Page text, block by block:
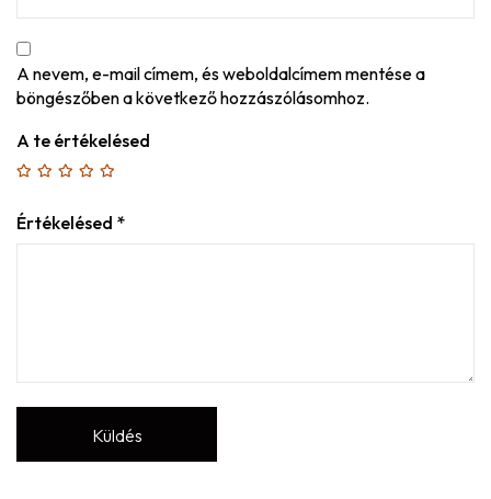
A nevem, e-mail címem, és weboldalcímem mentése a
böngészőben a következő hozzászólásomhoz.
A te értékelésed
Értékelésed *